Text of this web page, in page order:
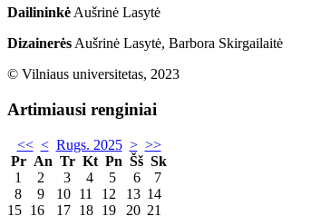
Dailininkė Aušrinė Lasytė
Dizainerės Aušrinė Lasytė, Barbora Skirgailaitė
© Vilniaus universitetas, 2023
Artimiausi renginiai
<< < Rugs. 2025 > >>
Pr An Tr Kt Pn Šš Sk
1
2 3 4 5 6
7
8
9 10 11 12 13 14
15 16 17 18 19 20 21